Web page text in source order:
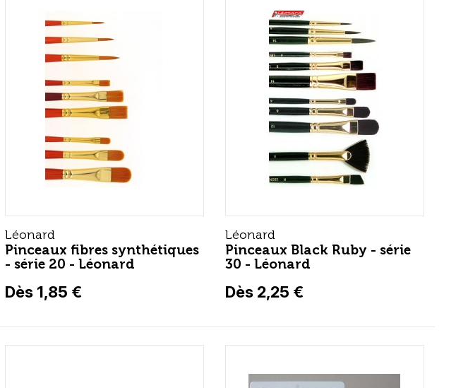
Léonard
Pinceaux fibres synthétiques
- série 20 - Léonard
Dès 1,85 €
Léonard
Pinceaux Black Ruby - série
30 - Léonard
Dès 2,25 €